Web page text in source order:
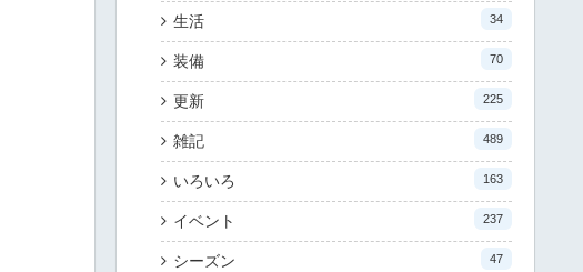
生活 34
装備 70
更新 225
雑記 489
いろいろ 163
イベント 237
シーズン 47